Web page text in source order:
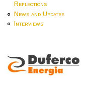
Reflections
News and Updates
Interviews